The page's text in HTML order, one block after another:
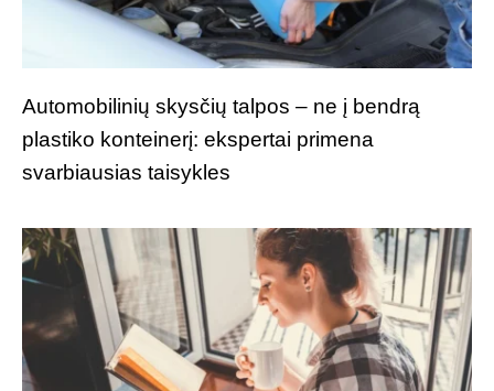
Automobilinių skysčių talpos – ne į bendrą
plastiko konteinerį: ekspertai primena
svarbiausias taisykles